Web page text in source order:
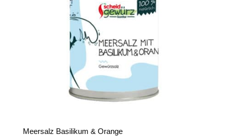
Meersalz Basilikum & Orange